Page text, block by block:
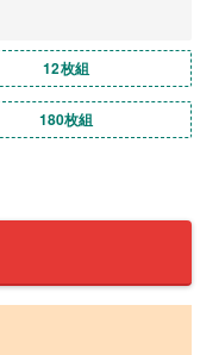
12枚組
180枚組